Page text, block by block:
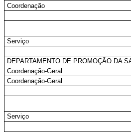
Coordenação
Serviço
DEPARTAMENTO DE PROMOÇÃO DA
Coordenação-Geral
Coordenação-Geral
Serviço